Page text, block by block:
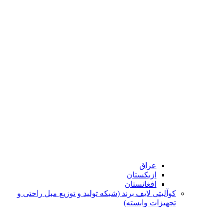
عراق
ازبکستان
افغانستان
کوآلیتی لایف برند (شبکه تولید و توزیع مبل راحتی و
تجهیزات وابسته)